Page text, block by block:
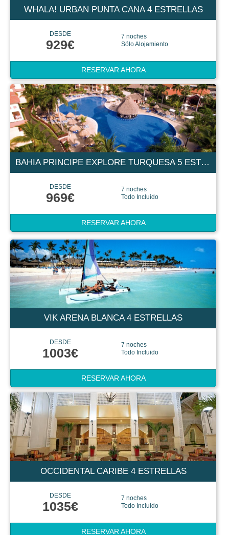
WHALA! URBAN PUNTA CANA 4 ESTRELLAS
DESDE
929€
7 noches
Sólo Alojamiento
RESERVAR AHORA
BAHIA PRINCIPE EXPLORE TURQUESA 5 ESTRELLAS
DESDE
969€
7 noches
Todo Incluido
RESERVAR AHORA
VIK ARENA BLANCA 4 ESTRELLAS
DESDE
1003€
7 noches
Todo Incluido
RESERVAR AHORA
OCCIDENTAL CARIBE 4 ESTRELLAS
DESDE
1035€
7 noches
Todo Incluido
RESERVAR AHORA